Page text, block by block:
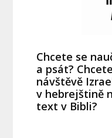
Chcete se
a psát?
návštěvě
v hebrejštině
text v Bibli?